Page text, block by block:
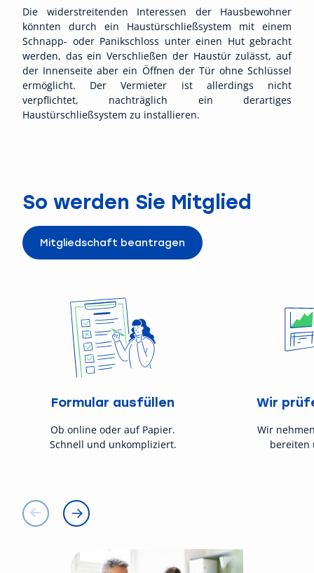
Die widerstreitenden Interessen der Hausbewohner
könnten durch ein Haustürschließsystem mit einem
Schnapp- oder Panikschloss unter einen Hut gebracht
werden, das ein Verschließen der Haustür zulässt, auf
der Innenseite aber ein Öffnen der Tür ohne Schlüssel
ermöglicht. Der Vermieter ist allerdings nicht
verpflichtet, nachträglich ein derartiges
Haustürschließsystem zu installieren.
So werden Sie Mitglied
Mitgliedschaft beantragen
Formular ausfüllen
Ob online oder auf Papier.
Schnell und unkompliziert.
Wir
Wir
bereiten